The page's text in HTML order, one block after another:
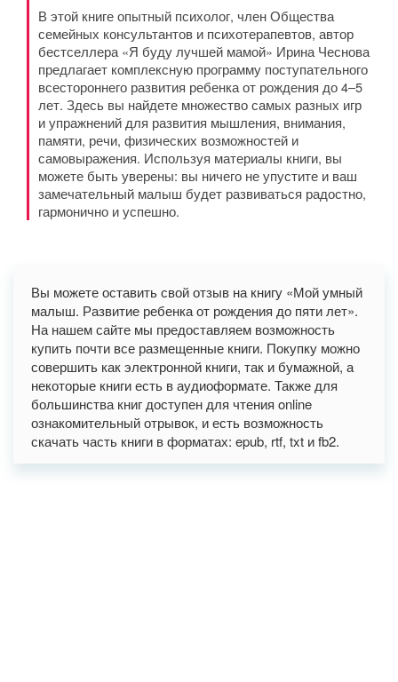
В этой книге опытный психолог, член Общества
семейных консультантов и психотерапевтов, автор
бестселлера «Я буду лучшей мамой» Ирина Чеснова
предлагает комплексную программу поступательного
всестороннего развития ребенка от рождения до 4–5
лет. Здесь вы найдете множество самых разных игр
и упражнений для развития мышления, внимания,
памяти, речи, физических возможностей и
самовыражения. Используя материалы книги, вы
можете быть уверены: вы ничего не упустите и ваш
замечательный малыш будет развиваться радостно,
гармонично и успешно.
Вы можете оставить свой отзыв на книгу «Мой умный
малыш. Развитие ребенка от рождения до пяти лет».
На нашем сайте мы предоставляем возможность
купить почти все размещенные книги. Покупку можно
совершить как электронной книги, так и бумажной, а
некоторые книги есть в аудиоформате. Также для
большинства книг доступен для чтения online
ознакомительный отрывок, и есть возможность
скачать часть книги в форматах: epub, rtf, txt и fb2.